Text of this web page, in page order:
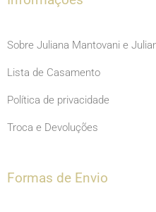
Sobre Juliana Mantovani e
Lista de Casamento
Política de privacidade
Troca e Devoluções
Formas de Envio